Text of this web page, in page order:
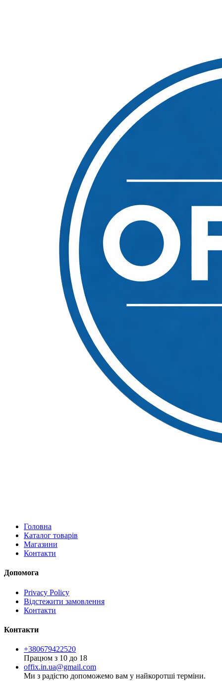
Головна
Каталог товарів
Магазини
Контакти
Допомога
Privacy Policy
Відстежити замовлення
Контакти
Контакти
+380679422520
Працюм з 10 до 18
offix.in.ua@gmail.com
Ми з радістю допоможемо вам у найкоротші терміни.